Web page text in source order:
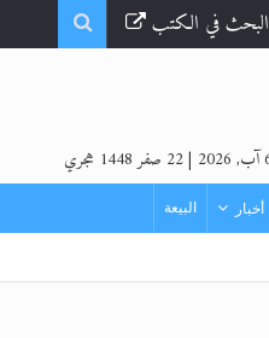
البحث في الكتب
|22 صفر 1448 هجري
أخبار البيعة